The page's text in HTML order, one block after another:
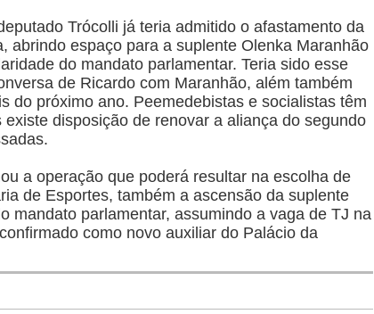
Trócolli já teria admitido o afastamento da
abrindo espaço para a suplente Olenka Maranhão
do mandato parlamentar. Teria sido esse
de Ricardo com Maranhão, além também
do próximo ano. Peemedebistas e socialistas têm
existe disposição de renovar a aliança do segundo
a operação que poderá resultar na escolha de
de Esportes, também a ascensão da suplente
mandato parlamentar, assumindo a vaga de TJ na
como novo auxiliar do Palácio da